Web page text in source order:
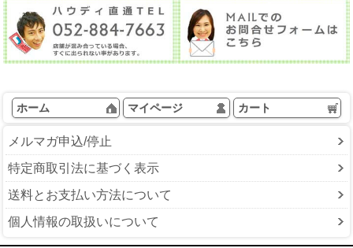
ホーム マイページ カート
メルマガ申込/停止
特定商取引法に基づく表示
送料とお支払い方法について
個人情報の取扱いについて